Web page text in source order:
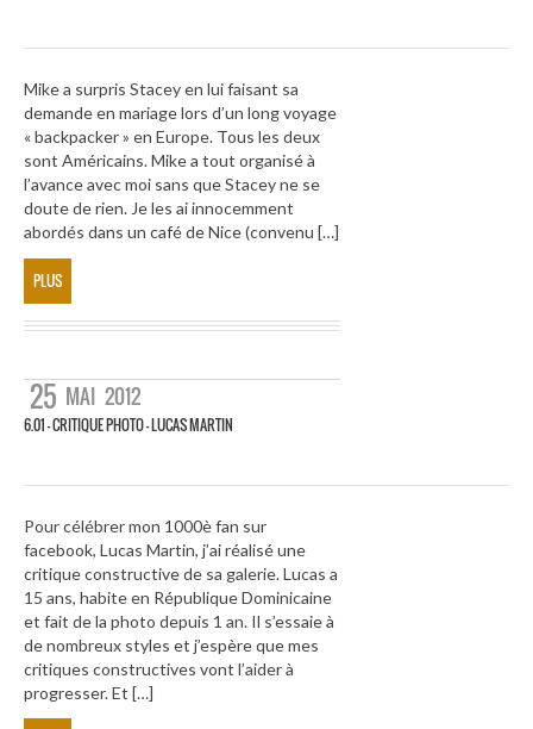
Mike a surpris Stacey en lui faisant sa
demande en mariage lors d’un long voyage
« backpacker » en Europe. Tous les deux
sont Américains. Mike a tout organisé à
l’avance avec moi sans que Stacey ne se
doute de rien. Je les ai innocemment
abordés dans un café de Nice (convenu […]
PLUS
25 MAI 2012
6.01 – CRITIQUE PHOTO – LUCAS MARTIN
Pour célébrer mon 1000è fan sur
facebook, Lucas Martin, j’ai réalisé une
critique constructive de sa galerie. Lucas a
15 ans, habite en République Dominicaine
et fait de la photo depuis 1 an. Il s’essaie à
de nombreux styles et j’espère que mes
critiques constructives vont l’aider à
progresser. Et […]